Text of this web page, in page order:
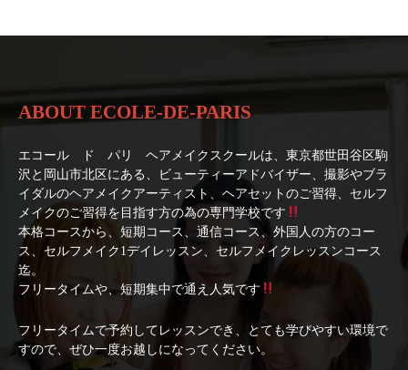
ABOUT ECOLE-DE-PARIS
エコール ド パリ ヘアメイクスクールは、東京都世田谷区駒
沢と岡山市北区にある、ビューティーアドバイザー、撮影やブラ
イダルのヘアメイクアーティスト、ヘアセットのご習得、セルフ
メイクのご習得を目指す方の為の専門学校です
本格コースから、短期コース、通信コース、外国人の方のコー
ス、セルフメイク1デイレッスン、セルフメイクレッスンコース
迄。
フリータイムや、短期集中で通え人気です
フリータイムで予約してレッスンでき、とても学びやすい環境で
すので、ぜひ一度お越しになってください。